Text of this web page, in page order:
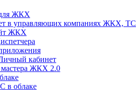
ЖКХ
в управляющих компаниях ЖКХ,
ЖКХ
кабинет
мастера ЖКХ 2.0
в облаке